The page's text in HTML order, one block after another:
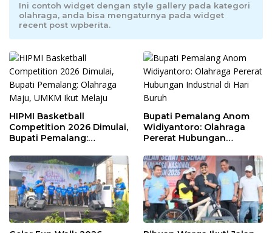
Ini contoh widget dengan style gallery pada kategori
olahraga, anda bisa mengaturnya pada widget
recent post wpberita.
HIPMI Basketball
Competition 2026 Dimulai,
Bupati Pemalang:
Melaju
Bupati Pemalang Anom
Widiyantoro: Olahraga
Pererat Hubungan